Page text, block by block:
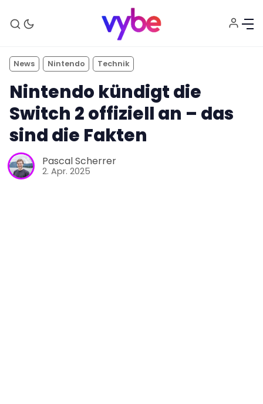
News Nintendo Technik
Nintendo kündigt die
Switch 2 offiziell an – das
sind die Fakten
Pascal Scherrer
2. Apr. 2025